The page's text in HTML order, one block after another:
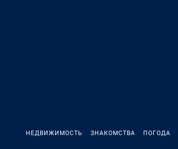
НЕДВИЖИМОСТЬ ЗНАКОМСТВА ПОГОДА